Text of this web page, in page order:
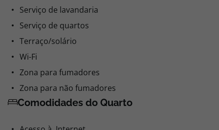
Serviço de lavandaria
Serviço de quartos
Terraço/solário
Wi-Fi
Zona para fumadores
Zona para não fumadores
Comodidades do Quarto